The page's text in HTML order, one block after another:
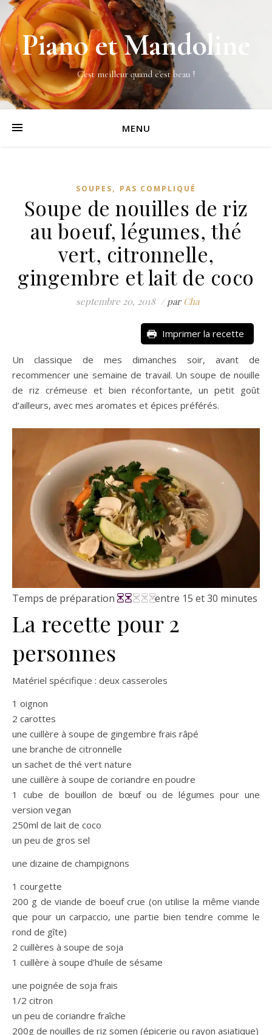
Piano et Mandoline
C'est meilleur quand c'est beau !
MENU
SOUPES, PAS COMPLIQUÉ
Soupe de nouilles de riz
au boeuf, légumes, thé
vert, citronnelle,
gingembre et lait de coco
septembre 20, 2018 /par Cha
Imprimer la recette
Un classique de mes dimanches soir, avant de
recommencer une semaine de travail. Un soupe de nouille
de riz crémeuse et bien réconfortante, un petit goût
d’ailleurs, avec mes aromates et épices préférés.
Temps de préparation entre 15 et 30 minutes
La recette pour 2
personnes
Matériel spécifique : deux casseroles
1 oignon
2 carottes
une cuillère à soupe de gingembre frais râpé
une branche de citronnelle
un sachet de thé vert nature
une cuillère à soupe de coriandre en poudre
1 cube de bouillon de bœuf ou de légumes pour une
version vegan
250ml de lait de coco
un peu de gros sel
une dizaine de champignons
1 courgette
200 g de viande de boeuf crue (on utilise la même viande
que pour un carpaccio, une partie bien tendre comme le
rond de gîte)
2 cuillères à soupe de soja
1 cuillère à soupe d’huile de sésame
une poignée de soja frais
1/2 citron
un peu de coriandre fraîche
200g de nouilles de riz somen (épicerie ou rayon asiatique)